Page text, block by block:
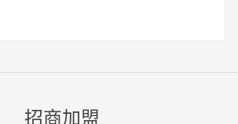
招商加盟